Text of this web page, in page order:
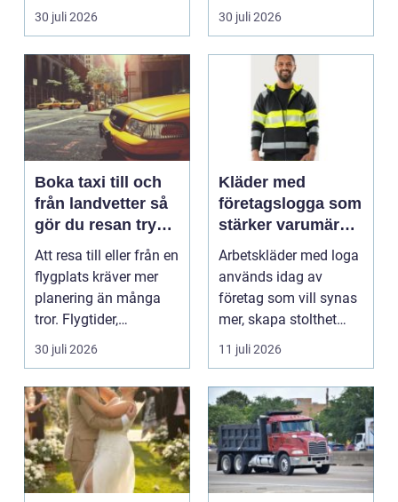
Det påverkar hur länge
gäs...
30 juli 2026
praktiska beslut. En b...
30 juli 2026
Boka taxi till och
från landvetter så
gör du resan trygg
och smidig
Att resa till eller från en
flygplats kräver mer
planering än många
tror. Flygtider,
packning, säker...
30 juli 2026
Kläder med
företagslogga som
stärker varumärket
varje dag
Arbetskläder med loga
används idag av
företag som vill synas
mer, skapa stolthet
inte...
11 juli 2026